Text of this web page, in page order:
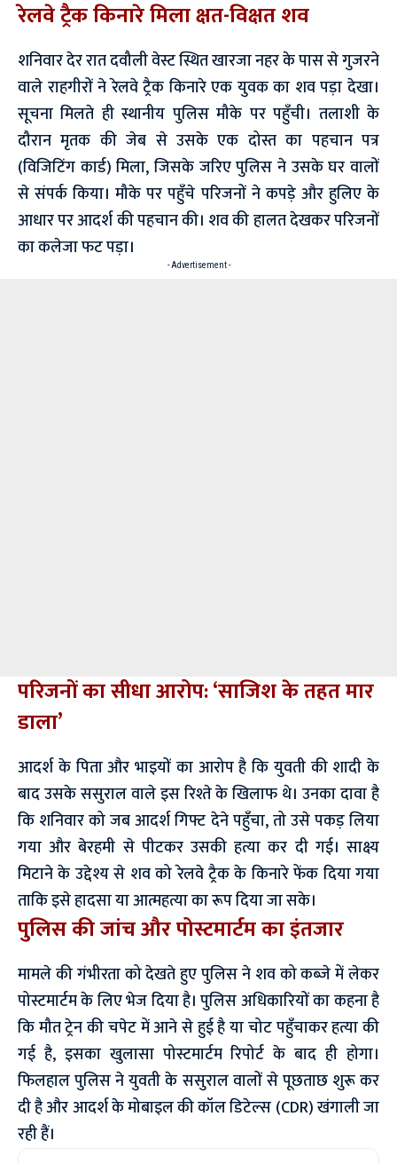
रेलवे ट्रैक किनारे मिला क्षत-विक्षत शव
शनिवार देर रात दवौली वेस्ट स्थित खारजा नहर के पास से गुजरने
वाले राहगीरों ने रेलवे ट्रैक किनारे एक युवक का शव पड़ा देखा।
सूचना मिलते ही स्थानीय पुलिस मौके पर पहुँची। तलाशी के
दौरान मृतक की जेब से उसके एक दोस्त का पहचान पत्र
(विजिटिंग कार्ड) मिला, जिसके जरिए पुलिस ने उसके घर वालों
से संपर्क किया। मौके पर पहुँचे परिजनों ने कपड़े और हुलिए के
आधार पर आदर्श की पहचान की। शव की हालत देखकर परिजनों
का कलेजा फट पड़ा।
- Advertisement -
परिजनों का सीधा आरोप: ‘साजिश के तहत मार
डाला’
आदर्श के पिता और भाइयों का आरोप है कि युवती की शादी के
बाद उसके ससुराल वाले इस रिश्ते के खिलाफ थे। उनका दावा है
कि शनिवार को जब आदर्श गिफ्ट देने पहुँचा, तो उसे पकड़ लिया
गया और बेरहमी से पीटकर उसकी हत्या कर दी गई। साक्ष्य
मिटाने के उद्देश्य से शव को रेलवे ट्रैक के किनारे फेंक दिया गया
ताकि इसे हादसा या आत्महत्या का रूप दिया जा सके।
पुलिस की जांच और पोस्टमार्टम का इंतजार
मामले की गंभीरता को देखते हुए पुलिस ने शव को कब्जे में लेकर
पोस्टमार्टम के लिए भेज दिया है। पुलिस अधिकारियों का कहना है
कि मौत ट्रेन की चपेट में आने से हुई है या चोट पहुँचाकर हत्या की
गई है, इसका खुलासा पोस्टमार्टम रिपोर्ट के बाद ही होगा।
फिलहाल पुलिस ने युवती के ससुराल वालों से पूछताछ शुरू कर
दी है और आदर्श के मोबाइल की कॉल डिटेल्स (CDR) खंगाली जा
रही हैं।